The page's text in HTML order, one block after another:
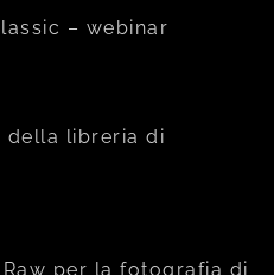
– webinar
della libreria di
per la fotografia di